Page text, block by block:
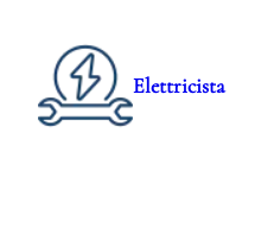
Elettricista